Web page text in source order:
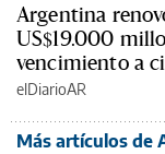
Argentina
US$19.000
vencimiento a
elDiarioAR
Más artículos de